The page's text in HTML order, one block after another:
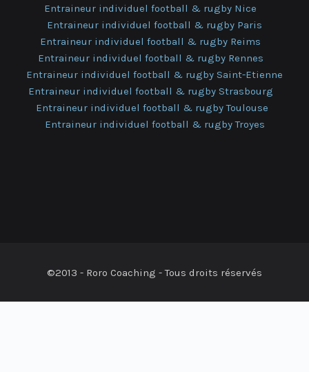
Entraineur individuel football & rugby Nice
Entraineur individuel football & rugby Paris
Entraineur individuel football & rugby Reims
Entraineur individuel football & rugby Rennes
Entraineur individuel football & rugby Saint-Etienne
Entraineur individuel football & rugby Strasbourg
Entraineur individuel football & rugby Toulouse
Entraineur individuel football & rugby Troyes
©2013 - Roro Coaching - Tous droits réservés